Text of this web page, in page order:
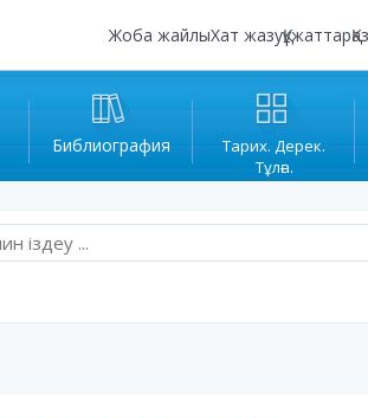
Жоба жайлыХат жазуҚұжаттарҚаз
Библиография
Тарих. Дерек.
Тұлға.